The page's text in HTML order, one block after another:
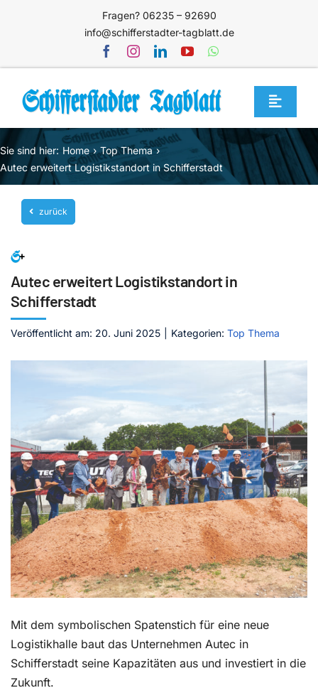
Fragen? 06235 – 92690
info@schifferstadter-tagblatt.de
Toggle
Home
Themen
Blog
Unternehmen
Service
Mediathek
Kontakt
Sie sind hier: Home
Top Thema
Autec erweitert Logistikstandort in Schifferstadt
zurück
Autec erweitert Logistikstandort in
Schifferstadt
Veröffentlicht am: 20. Juni 2025 Kategorien: Top Thema
Mit dem symbolischen Spatenstich für eine neue
Logistikhalle baut das Unternehmen Autec in
Schifferstadt seine Kapazitäten aus und investiert in die
Zukunft.